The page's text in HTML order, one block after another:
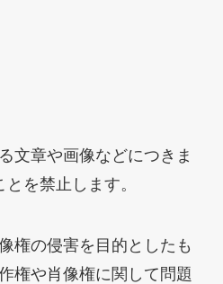
文章や画像などにつきま
を禁止します。
権の侵害を目的としたも
権や肖像権に関して問題